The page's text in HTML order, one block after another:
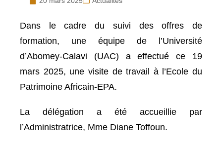
Dans le cadre du suivi des offres de
formation, une équipe de l’Université
d’Abomey-Calavi (UAC) a effectué ce 19
mars 2025, une visite de travail à l’Ecole du
Patrimoine Africain-EPA.
La délégation a été accueillie par
l’Administratrice, Mme Diane Toffoun.